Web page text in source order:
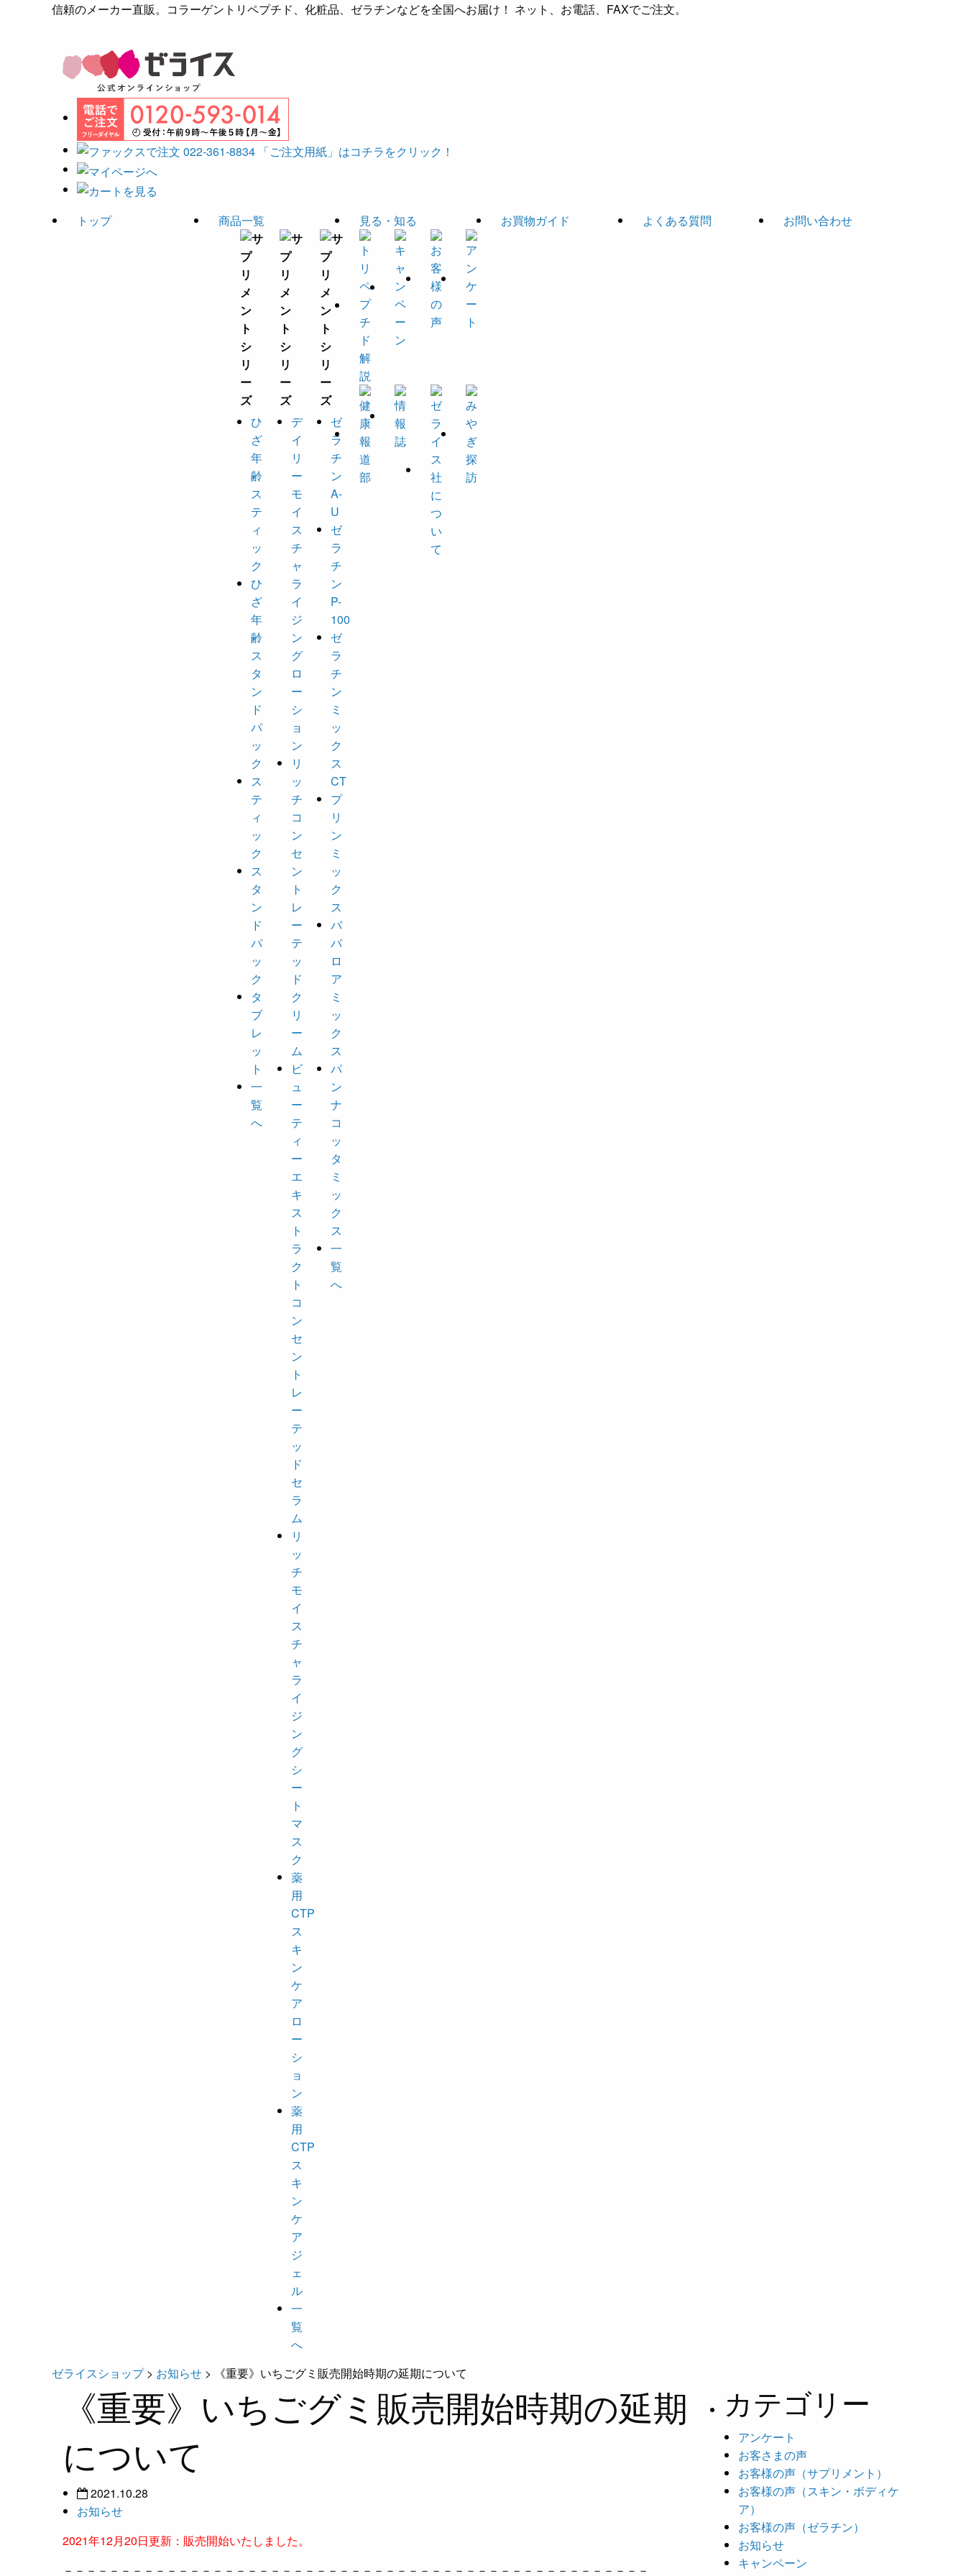
信頼のメーカー直販。コラーゲントリペプチド、化粧品、ゼラチンなどを全国へお届け！ ネット、お電話、FAXでご注文。
トップ 商品一覧
ひ
ざ
年
齢
ス
テ
ィ
ッ
ク
ひ
ざ
年
齢
ス
タ
ン
ド
パ
ッ
ク
ス
テ
ィ
ッ
ク
ス
タ
ン
ド
パ
ッ
ク
タ
ブ
レ
ッ
ト
一
覧
へ
デ
イ
リ
ー
モ
イ
ス
チ
ャ
ラ
イ
ジ
ン
グ
ロ
ー
シ
ョ
ン
リ
ッ
チ
コ
ン
セ
ン
ト
レ
ー
テ
ッ
ド
ク
リ
ー
ム
ビ
ュ
ー
テ
ィ
ー
エ
キ
ス
ト
ラ
ク
ト
コ
ン
セ
ン
ト
レ
ー
テ
ッ
ド
セ
ラ
ム
リ
ッ
チ
モ
イ
ス
チ
ャ
ラ
イ
ジ
ン
グ
シ
ー
ト
マ
ス
ク
薬
用
CTP
ス
キ
ン
ケ
ア
ロ
ー
シ
ョ
ン
薬
用
CTP
ス
キ
ン
ケ
ア
ジ
ェ
ル
一
覧
へ
ゼ
ラ
チ
ン
A-
U
ゼ
ラ
チ
ン
P-
100
ゼ
ラ
チ
ン
ミ
ッ
ク
ス
CT
プ
リ
ン
ミ
ッ
ク
ス
バ
バ
ロ
ア
ミ
ッ
ク
ス
パ
ン
ナ
コ
ッ
タ
ミ
ッ
ク
ス
一
覧
へ
見る・知る お買物ガイド よくある質問 お問い合わせ
ゼライスショップ> お知らせ > 《重要》いちごグミ販売開始時期の延期について
《重要》いちごグミ販売開始時期の延期
について
2021.10.28
お知らせ
2021年12月20日更新：販売開始いたしました。
－－－－－－－－－－－－－－－－－－－－－－－－－－－－－－－－－－－－－－－－－－－－－－－－－－－
カテゴリー
アンケート
お客さまの声
お客様の声（サプリメント）
お客様の声（スキン・ボディケ
ア）
お客様の声（ゼラチン）
お知らせ
キャンペーン